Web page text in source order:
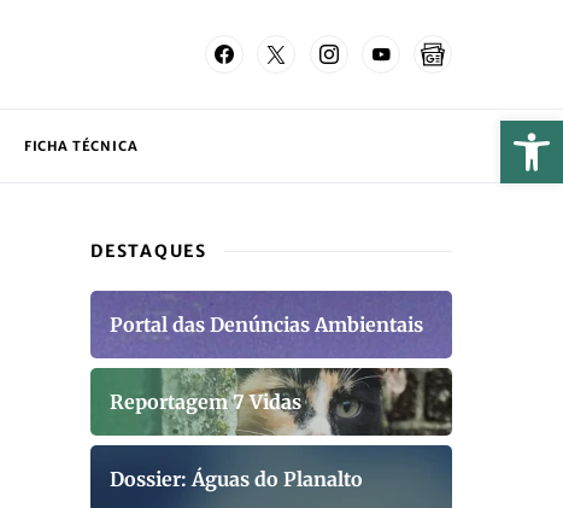
FICHA TÉCNICA
DESTAQUES
Portal das Denúncias Ambientais
Reportagem 7 Vidas
Dossier: Águas do Planalto